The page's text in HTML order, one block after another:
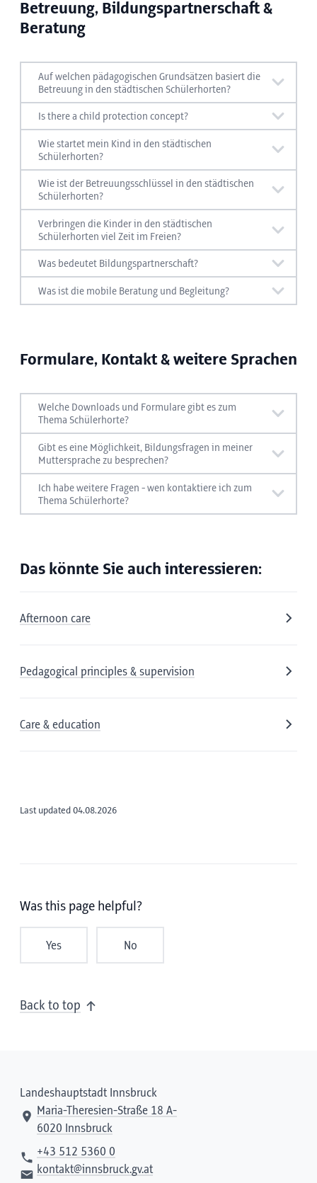
Betreuung, Bildungspartnerschaft &
Beratung
Auf welchen pädagogischen Grundsätzen basiert die
Betreuung in den städtischen Schülerhorten?
Mehr über die pädagogischen Grundsätze der
städtischen Bildungseinrichtungen erfahren Sie
hier:
Pedagogical principles & supervision
Is there a child protection concept?
Yes, you can find information on the child
protection concept here:
Child protection concept
Wie startet mein Kind in den städtischen
Schülerhorten?
Infos zum Start in einem Schülerhort finden Sie
hier:
Eingewöhnung
Wie ist der Betreuungsschlüssel in den städtischen
Schülerhorten?
Mehr zum Betreuungsschlüssel finden Sie hier:
Betreuungsschlüssel
Verbringen die Kinder in den städtischen
Schülerhorten viel Zeit im Freien?
Wo die Kinder Ihre Zeit im Freien verbringen,
erfahren Sie hier:
Was bedeutet Bildungspartnerschaft?
Mehr zur Bildungs­partnerschaft erfahren Sie hier:
Was ist die mobile Beratung und Begleitung?
Formulare, Kontakt & weitere Sprachen
Welche Downloads und Formulare gibt es zum
Thema Schülerhorte?
Enrolment, late enrolment and change
request kindergarten / after-school care
centre (FRIDA)
School Care (PDF) (German)
Gibt es eine Möglichkeit, Bildungsfragen in meiner
Muttersprache zu besprechen?
Hier finden Sie Infos zum Dolmetsch-Angebot in
anderen Sprachen:
Ich habe weitere Fragen - wen kontaktiere ich zum
Thema Schülerhorte?
Das könnte Sie auch interessieren:
Afternoon care
Pedagogical principles & supervision
Care & education
Last updated 04.08.2026
Was this page helpful?
Yes No
Back to top
Landeshauptstadt Innsbruck
Maria-Theresien-Straße 18 A-
6020 Innsbruck
+43 512 5360 0
kontakt@innsbruck.gv.at